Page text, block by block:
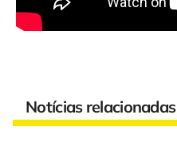
Notícias relacionadas